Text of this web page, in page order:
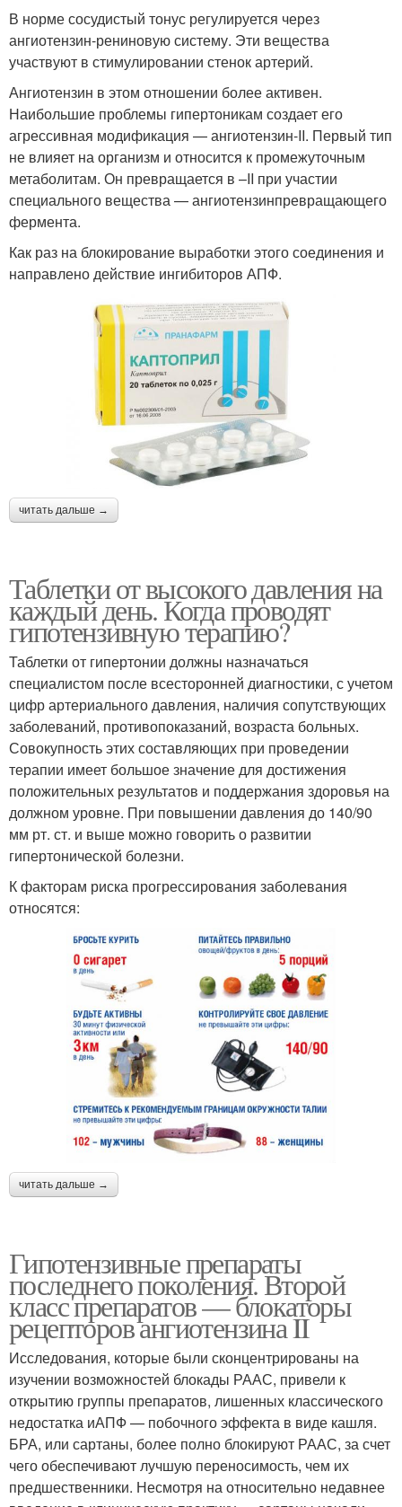
В норме сосудистый тонус регулируется через
ангиотензин-рениновую систему. Эти вещества
участвуют в стимулировании стенок артерий.
Ангиотензин в этом отношении более активен.
Наибольшие проблемы гипертоникам создает его
агрессивная модификация — ангиотензин-II. Первый тип
не влияет на организм и относится к промежуточным
метаболитам. Он превращается в –II при участии
специального вещества — ангиотензинпревращающего
фермента.
Как раз на блокирование выработки этого соединения и
направлено действие ингибиторов АПФ.
читать дальше →
Таблетки от высокого давления на
каждый день. Когда проводят
гипотензивную терапию?
Таблетки от гипертонии должны назначаться
специалистом после всесторонней диагностики, с учетом
цифр артериального давления, наличия сопутствующих
заболеваний, противопоказаний, возраста больных.
Совокупность этих составляющих при проведении
терапии имеет большое значение для достижения
положительных результатов и поддержания здоровья на
должном уровне. При повышении давления до 140/90
мм рт. ст. и выше можно говорить о развитии
гипертонической болезни.
К факторам риска прогрессирования заболевания
относятся:
читать дальше →
Гипотензивные препараты
последнего поколения. Второй
класс препаратов — блокаторы
рецепторов ангиотензина II
Исследования, которые были сконцентрированы на
изучении возможностей блокады РААС, привели к
открытию группы препаратов, лишенных классического
недостатка иАПФ — побочного эффекта в виде кашля.
БРА, или сартаны, более полно блокируют РААС, за счет
чего обеспечивают лучшую переносимость, чем их
предшественники. Несмотря на относительно недавнее